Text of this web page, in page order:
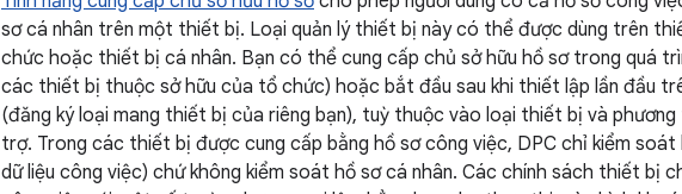
sơ cá nhân trên một thiết bị. Loại quản lý thiết bị này có thể được dùng trên
chức hoặc thiết bị cá nhân. Bạn có thể cung cấp chủ sở hữu hồ sơ trong quá
các thiết bị thuộc sở hữu của tổ chức) hoặc bắt đầu sau khi thiết lập lần đầu
(đăng ký loại mang thiết bị của riêng bạn), tuỳ thuộc vào loại thiết bị và
trợ. Trong các thiết bị được cung cấp bằng hồ sơ công việc, DPC chỉ kiểm soát
dữ liệu công việc) chứ không kiểm soát hồ sơ cá nhân. Các chính sách thiết bị